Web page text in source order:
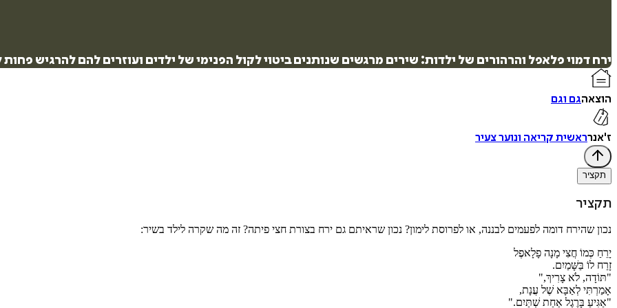
ירח דמוי פלאפל והרהורים של ילדות: שירים מרגשים שנותנים ביטוי לקול הפנימי של ילדים ועוזרים להם להרגיש פחות
הוצאהגם וגם
ז'אנרראשית קריאה ונוער צעיר
תקציר
תקציר
נכון שהירח דומה לפעמים לבננה, או לפרוסת לימון? נכון שראיתם גם ירח בצורת חצי פיתה? זה מה שקרה לילד בשיר:
יָרֵחַ כְּמוֹ חֲצִי מָנָה פָלָאפֶל
זָרַח לוֹ בַּשָּׁמַיִם.
"תּוֹדָה, לֹא צָרִיךְ,"
אָמַרְתִּי לְאַבָּא שֶׁל עֲנָת,
"אַגִּיעַ בָּרֶגֶל אַחַת שְׁתַּיִם."